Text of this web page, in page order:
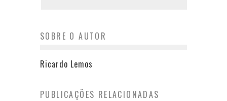
SOBRE O AUTOR
Ricardo Lemos
PUBLICAÇÕES RELACIONADAS